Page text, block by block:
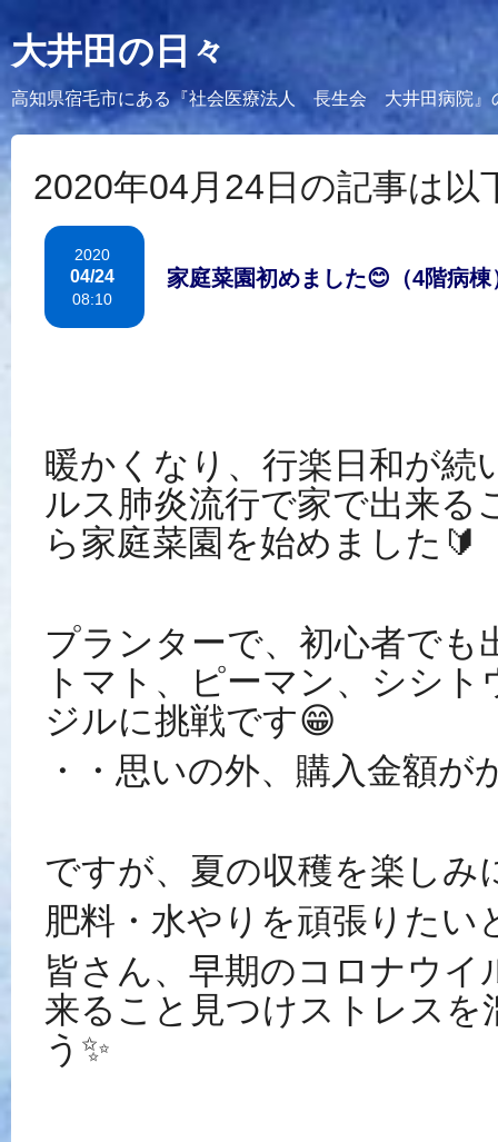
大井田の日々
高知県宿毛市にある『社会医療法人 長生会 大井田病院』
2020年04月24日の記事は以
家庭菜園初めました😊（4階病棟
2020
04/24
08:10
暖かくなり、行楽日和が続
ルス肺炎流行で家で出来る
ら家庭菜園を始めました🔰
プランターで、初心者でも
トマト、ピーマン、シシ
ジルに挑戦です😁
・・思いの外、購入金額が
ですが、夏の収穫を楽しみ
肥料・水やりを頑張りたい
皆さん、早期のコロナウイ
来ること見つけストレス
う✨